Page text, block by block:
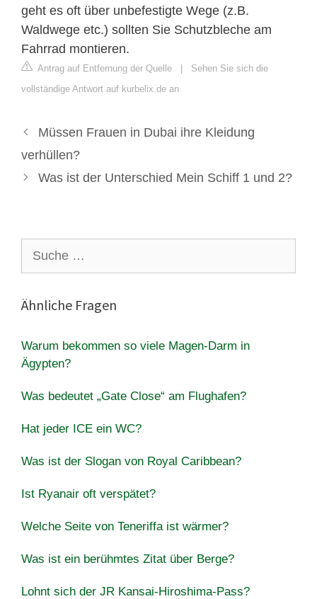
geht es oft über unbefestigte Wege (z.B.
Waldwege etc.) sollten Sie Schutzbleche am
Fahrrad montieren.
Antrag auf Entfernung der Quelle | Sehen Sie sich die
vollständige Antwort auf kurbelix.de an
Müssen Frauen in Dubai ihre Kleidung
verhüllen?
Was ist der Unterschied Mein Schiff 1 und 2?
nach:
Ähnliche Fragen
Warum bekommen so viele Magen-Darm in
Ägypten?
Was bedeutet „Gate Close“ am Flughafen?
Hat jeder ICE ein WC?
Was ist der Slogan von Royal Caribbean?
Ist Ryanair oft verspätet?
Welche Seite von Teneriffa ist wärmer?
Was ist ein berühmtes Zitat über Berge?
Lohnt sich der JR Kansai-Hiroshima-Pass?